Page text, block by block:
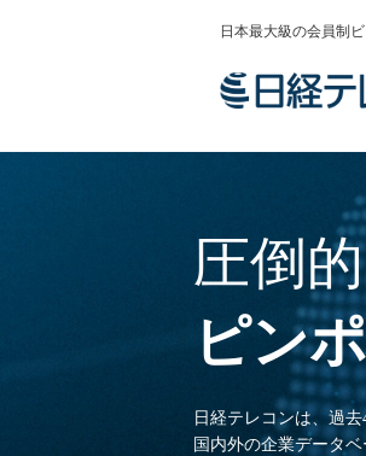
日本最大級の会員制
圧倒
ピン
日経テレコンは、過
国内外の企業データ